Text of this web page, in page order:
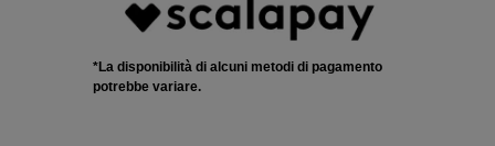
*La disponibilità di alcuni metodi di pagamento
potrebbe variare.